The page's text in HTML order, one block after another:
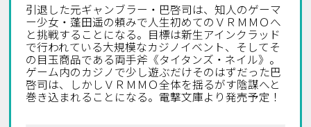
引退した元ギャンブラー・巴啓司は、知人のゲーマ
ー少女・蓬田遥の頼みで人生初めてのＶＲＭＭＯへ
と挑戦することになる。目標は新生アインクラッド
で行われている大規模なカジノイベント、そしてそ
の目玉商品である両手斧《タイタンズ・ネイル》。
ゲーム内のカジノで少し遊ぶだけ――そのはずだった巴
啓司は、しかしＶＲＭＭＯ全体を揺るがす陰謀へと
巻き込まれることになる。電撃文庫より発売予定！